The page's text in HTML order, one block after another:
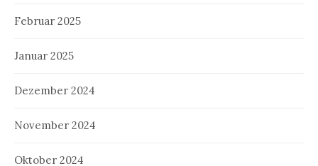
Februar 2025
Januar 2025
Dezember 2024
November 2024
Oktober 2024